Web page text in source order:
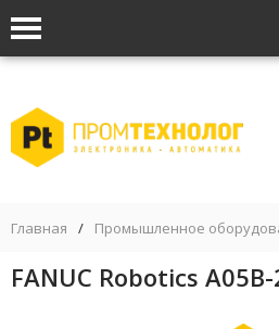
Главная / Промышленное
FANUC Robotics